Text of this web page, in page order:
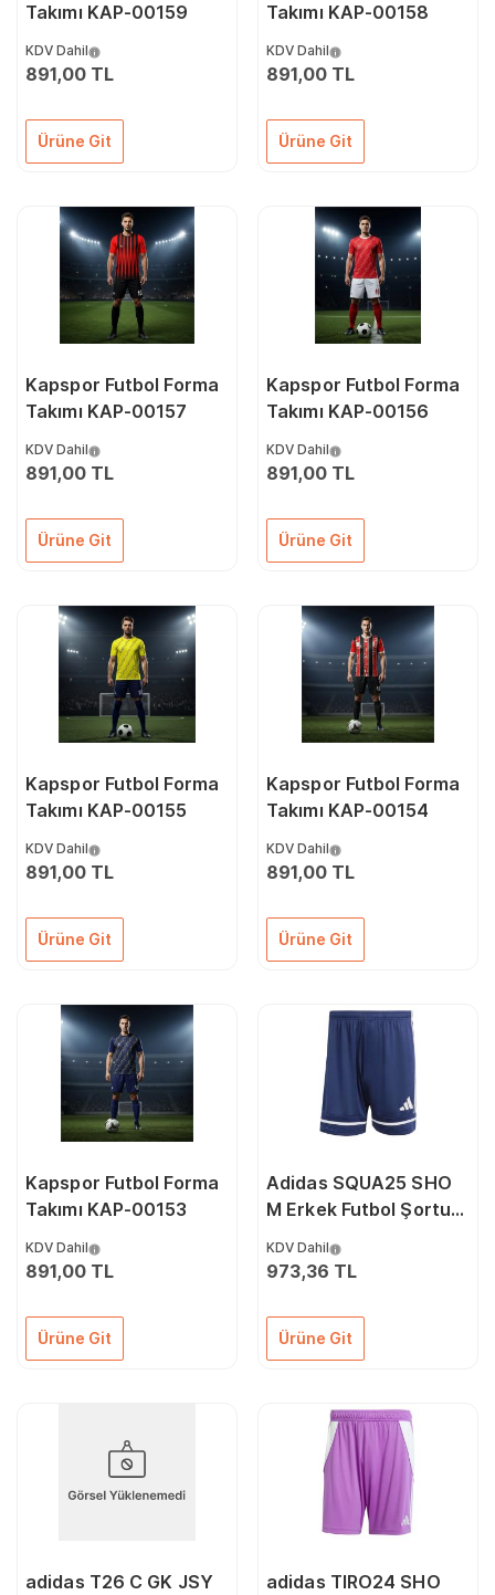
Takımı KAP-00159
KDV Dahil
891,00 TL
Ürüne Git
Takımı KAP-00158
KDV Dahil
891,00 TL
Ürüne Git
Kapspor Futbol Forma
Takımı KAP-00157
KDV Dahil
891,00 TL
Ürüne Git
Kapspor Futbol Forma
Takımı KAP-00156
KDV Dahil
891,00 TL
Ürüne Git
Kapspor Futbol Forma
Takımı KAP-00155
KDV Dahil
891,00 TL
Ürüne Git
Kapspor Futbol Forma
Takımı KAP-00154
KDV Dahil
891,00 TL
Ürüne Git
Kapspor Futbol Forma
Takımı KAP-00153
KDV Dahil
891,00 TL
Ürüne Git
Adidas SQUA25 SHO
M Erkek Futbol Şortu
KDV Dahil
973,36 TL
Ürüne Git
adidas T26 C GK JSY adidas TIRO24 SHO